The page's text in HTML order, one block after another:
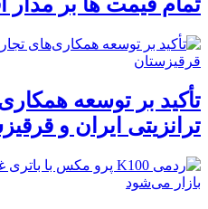
تمام قیمت ها بر
تأکید بر توسعه
ترانزیتی ایران و